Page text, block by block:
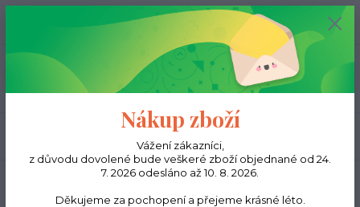
Menu
0,00 Kč
Dámské peněženky
Dámská kožená peněženka 534 -
Tyrkysová
Nákup zboží
Vážení zákazníci,
z důvodu dovolené bude veškeré zboží objednané od 24.
7. 2026 odesláno až 10. 8. 2026.
Děkujeme za pochopení a přejeme krásné léto.